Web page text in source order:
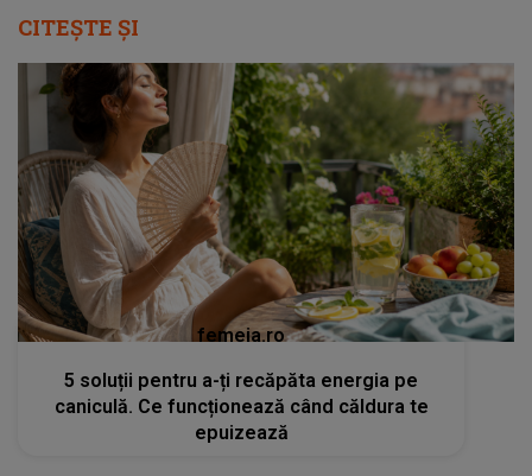
CITEȘTE ȘI
femeia.ro
5 soluții pentru a-ți recăpăta energia pe
caniculă. Ce funcționează când căldura te
epuizează